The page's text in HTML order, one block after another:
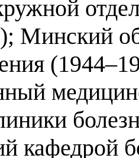
Минский
кафедрой